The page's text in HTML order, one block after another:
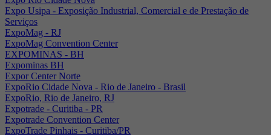
Expo Usipa - Exposição Industrial, Comercial e de Prestação de
Serviços
ExpoMag - RJ
ExpoMag Convention Center
EXPOMINAS - BH
Expominas BH
Expor Center Norte
ExpoRio Cidade Nova - Rio de Janeiro - Brasil
ExpoRio, Rio de Janeiro, RJ
Expotrade - Curitiba - PR
Expotrade Convention Center
ExpoTrade Pinhais - Curitiba/PR